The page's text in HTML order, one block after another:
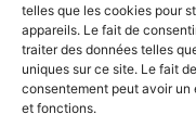
telles que les cookies pour
appareils. Le fait de
traiter des données telles
uniques sur ce site. Le fait
consentement peut avoir
et fonctions.
©